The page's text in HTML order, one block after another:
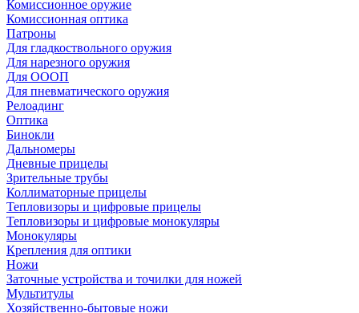
Комиссионное оружие
Комиссионная оптика
Патроны
Для гладкоствольного оружия
Для нарезного оружия
Для ОООП
Для пневматического оружия
Релоадинг
Оптика
Бинокли
Дальномеры
Дневные прицелы
Зрительные трубы
Коллиматорные прицелы
Тепловизоры и цифровые прицелы
Тепловизоры и цифровые монокуляры
Монокуляры
Крепления для оптики
Ножи
Заточные устройства и точилки для ножей
Мультитулы
Хозяйственно-бытовые ножи